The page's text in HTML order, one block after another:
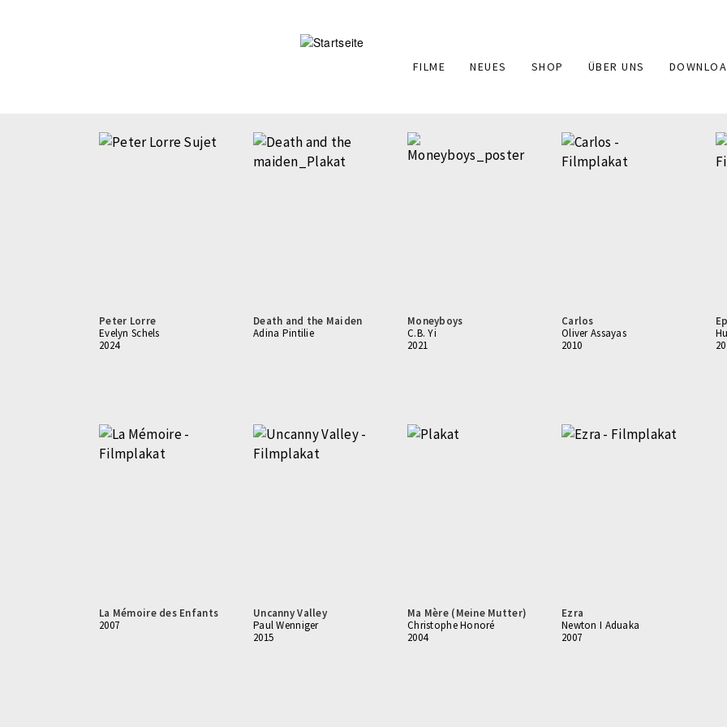
Main
FILME NEUES SHOP ÜBER UNS
Peter Lorre
Evelyn Schels
2024
Death and the Maiden
Adina Pintilie
Moneyboys
C.B. Yi
2021
Carlos
Oliver Assayas
2010
La Mémoire des Enfants
2007
Uncanny Valley
Paul Wenniger
2015
Ma Mère (Meine Mutter)
Christophe Honoré
2004
Ezra
Newton I Aduaka
2007
Seitennummerierung